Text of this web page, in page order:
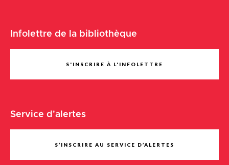
Infolettre de la bibliothèque
S'INSCRIRE À L'INFOLETTRE
Service d'alertes
S’INSCRIRE AU SERVICE D’ALERTES